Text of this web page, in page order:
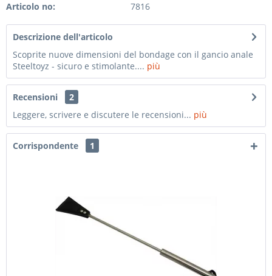
Articolo no: 7816
Descrizione dell'articolo
Scoprite nuove dimensioni del bondage con il gancio anale
Steeltoyz - sicuro e stimolante.... più
Recensioni
2
Leggere, scrivere e discutere le recensioni... più
Corrispondente 1